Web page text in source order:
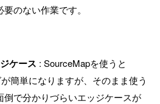
のない作業です。
ケース : SourceMapを使うと
簡単になりますが、そのまま使う
倒で分かりづらいエッジケースが